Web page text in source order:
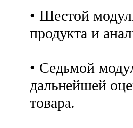
• Шестой
продукта и
• Седьмой
дальнейшей
товара.